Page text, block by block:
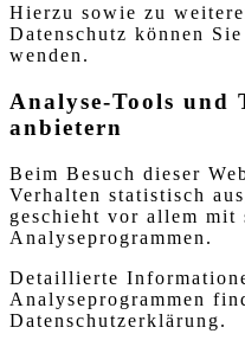
Hierzu sowie zu
Datenschutz können
wenden.
Analyse-Tools
anbietern
Beim Besuch dieser
Verhalten statistisch
geschieht vor allem mit
Analyseprogrammen.
Detaillierte
Analyseprogrammen
Datenschutzerklärung.